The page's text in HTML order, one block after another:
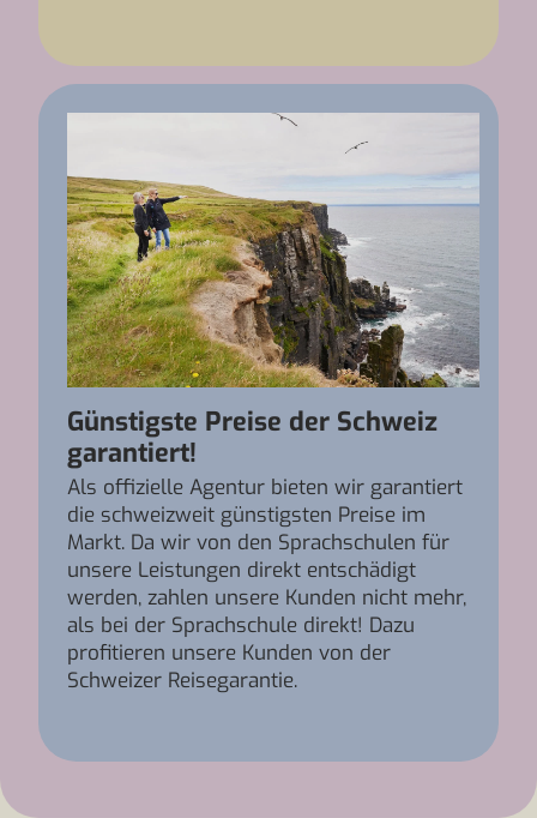
Günstigste Preise der Schweiz
garantiert!
Als offizielle Agentur bieten wir garantiert
die schweizweit günstigsten Preise im
Markt. Da wir von den Sprachschulen für
unsere Leistungen direkt entschädigt
werden, zahlen unsere Kunden nicht mehr,
als bei der Sprachschule direkt! Dazu
profitieren unsere Kunden von der
Schweizer Reisegarantie.